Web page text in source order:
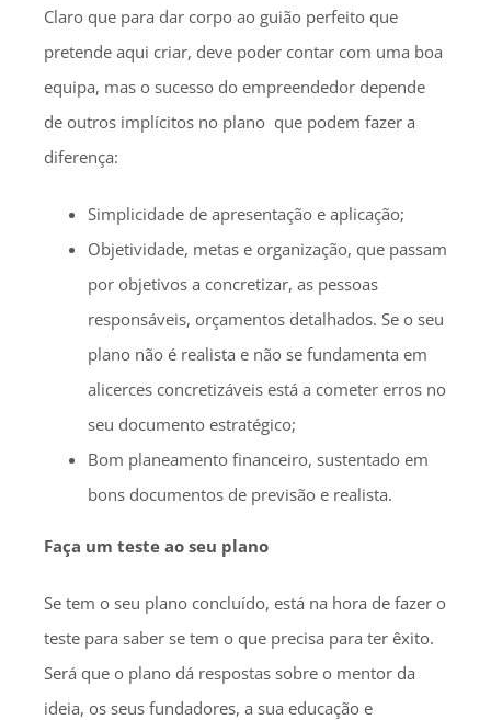
Claro que para dar corpo ao guião perfeito que
pretende aqui criar, deve poder contar com uma boa
equipa, mas o sucesso do empreendedor depende
de outros implícitos no plano que podem fazer a
diferença:
Simplicidade de apresentação e aplicação;
Objetividade, metas e organização, que passam
por objetivos a concretizar, as pessoas
responsáveis, orçamentos detalhados. Se o seu
plano não é realista e não se fundamenta em
alicerces concretizáveis está a cometer erros no
seu documento estratégico;
Bom planeamento financeiro, sustentado em
bons documentos de previsão e realista.
Faça um teste ao seu plano
Se tem o seu plano concluído, está na hora de fazer o
teste para saber se tem o que precisa para ter êxito.
Será que o plano dá respostas sobre o mentor da
ideia, os seus fundadores, a sua educação e